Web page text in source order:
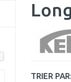
TRIER PAR: